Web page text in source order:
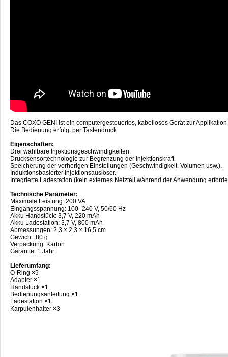
Das COXO GENI ist ein computergesteuertes, kabelloses Gerät zur
Die Bedienung erfolgt per Tastendruck.
Eigenschaften:
Drei wählbare Injektionsgeschwindigkeiten.
Drucksensortechnologie zur Begrenzung der Injektionskraft.
Speicherung der vorherigen Einstellungen (Geschwindigkeit, Volumen usw.).
Induktionsbasierter Injektionsauslöser.
Integrierte Ladestation (kein externes Netzteil während der Anwendung
Technische Parameter:
Maximale Leistung: 200 VA
Eingangsspannung: 100–240 V, 50/60 Hz
Akku Handstück: 3,7 V, 220 mAh
Akku Ladestation: 3,7 V, 800 mAh
Abmessungen: 2,3 × 2,3 × 16,5 cm
Gewicht: 80 g
Verpackung: Karton
Garantie: 1 Jahr
Lieferumfang:
O-Ring ×5
Adapter ×1
Handstück ×1
Bedienungsanleitung ×1
Ladestation ×1
Karpulenhalter ×3